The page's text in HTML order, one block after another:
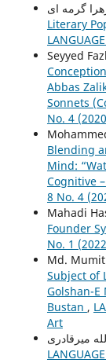
Literary
Seyyed
Abbas
Sonnets
No. 4
Blending
Mind:
Cognitive
8 No. 4
Mahadi
Founder
No. 1
Md.
Subject of
Golshan-E
Bustan ,
Art